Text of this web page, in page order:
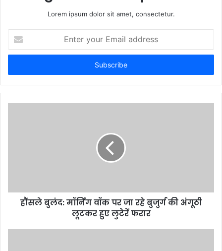
Lorem ipsum dolor sit amet, consectetur.
your
Email
हौंसले बुलंद: मॉर्निंग वॉक पर जा रहे बुजुर्ग की अंगूठी
लूटकर हुए लुटेरें फरार